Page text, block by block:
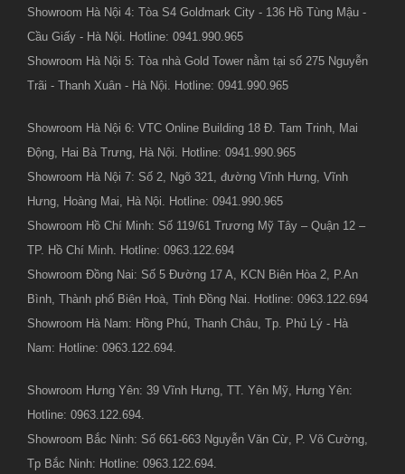
Showroom Hà Nội 4: Tòa S4 Goldmark City - 136 Hồ Tùng Mậu -
Cầu Giấy - Hà Nội. Hotline: 0941.990.965
Showroom Hà Nội 5: Tòa nhà Gold Tower nằm tại số 275 Nguyễn
Trãi - Thanh Xuân - Hà Nội. Hotline: 0941.990.965
Showroom Hà Nội 6: VTC Online Building 18 Đ. Tam Trinh, Mai
Động, Hai Bà Trưng, Hà Nội. Hotline: 0941.990.965
Showroom Hà Nội 7: Số 2, Ngõ 321, đường Vĩnh Hưng, Vĩnh
Hưng, Hoàng Mai, Hà Nội. Hotline: 0941.990.965
Showroom Hồ Chí Minh: Số 119/61 Trương Mỹ Tây – Quận 12 –
TP. Hồ Chí Minh. Hotline: 0963.122.694
Showroom Đồng Nai: Số 5 Đường 17 A, KCN Biên Hòa 2, P.An
Bình, Thành phố Biên Hoà, Tỉnh Đồng Nai. Hotline: 0963.122.694
Showroom Hà Nam: Hồng Phú, Thanh Châu, Tp. Phủ Lý - Hà
Nam: Hotline: 0963.122.694.
Showroom Hưng Yên: 39 Vĩnh Hưng, TT. Yên Mỹ, Hưng Yên:
Hotline: 0963.122.694.
Showroom Bắc Ninh: Số 661-663 Nguyễn Văn Cừ, P. Võ Cường,
Tp Bắc Ninh: Hotline: 0963.122.694.